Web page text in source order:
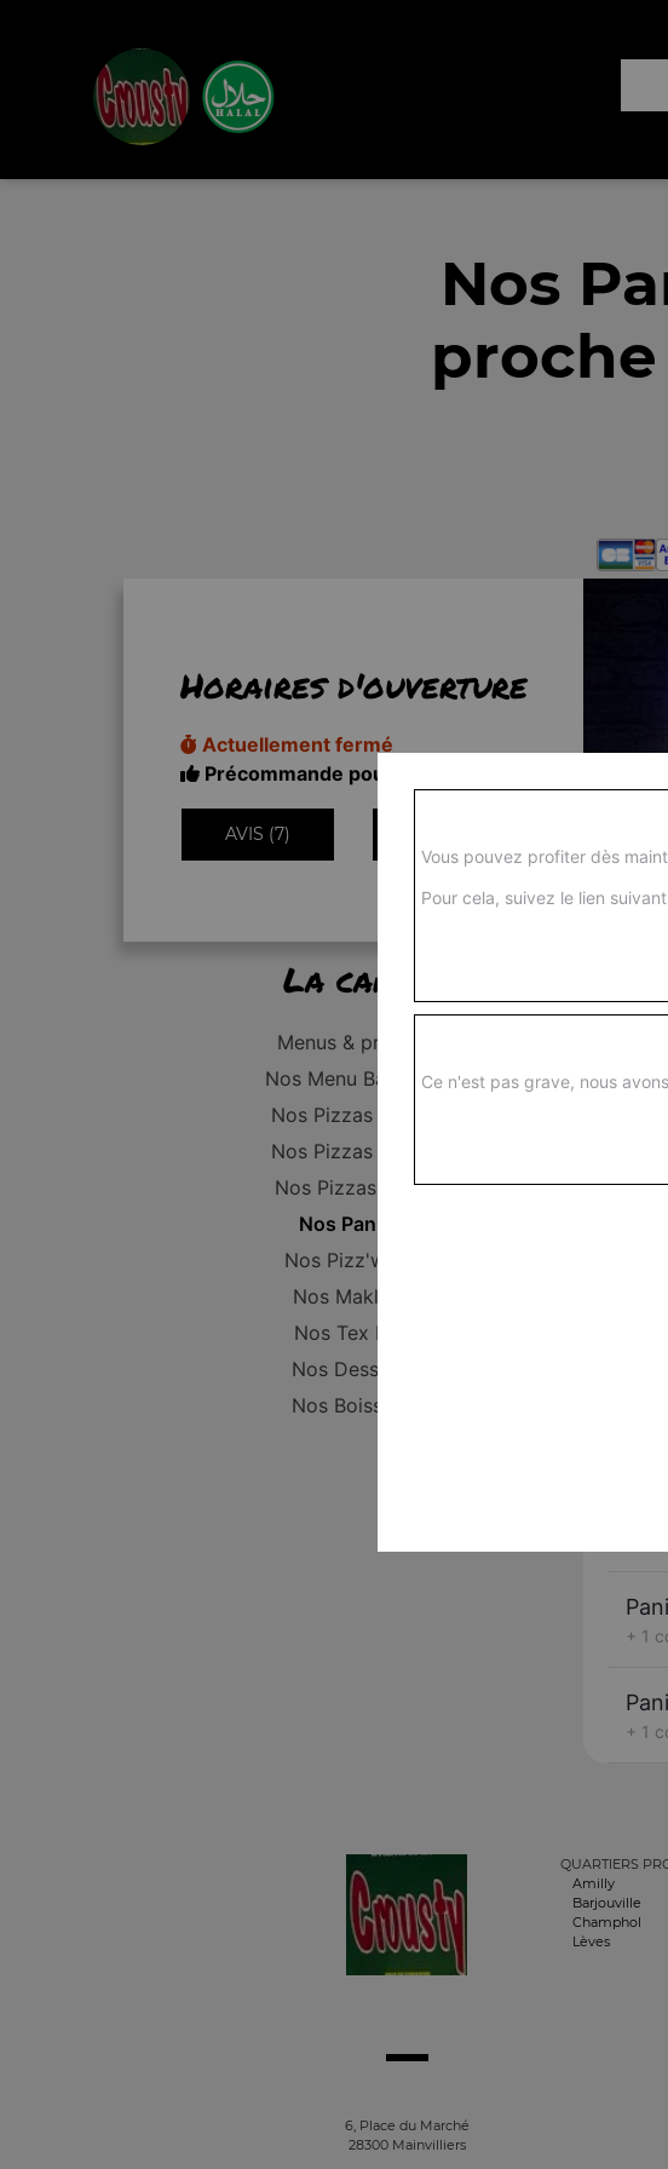
Nos
Horaires d'ouverture
Actuellement fermé
Précommande pour 11h20
AVIS (7)
La carte
Menus & promos
Nos Menu Bambino
Nos Pizzas Junior
Nos Pizzas Senior
Nos Pizzas Méga
Nos Paninis
Nos Pizz'wichs
Nos Makloub
Nos Tex Mex
Nos Desserts
Nos Boissons
+ 1
+ 1
6, Place du Marché
28300 Mainvilliers
QUARTIERS
Amilly
Barjouville
Champhol
Lèves
Vous pouvez profiter dès
Pour cela, suivez le lien
Ce n'est pas grave, nous